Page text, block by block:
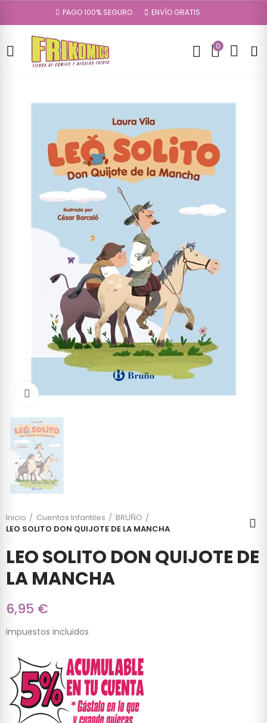
PAGO 100% SEGURO ENVÍO GRATIS
0
Click to enlarge
Inicio Cuentos Infantiles
BRUÑO
LEO SOLITO DON QUIJOTE DE LA MANCHA
LEO SOLITO DON QUIJOTE DE
LA MANCHA
6,95 €
Impuestos incluidos